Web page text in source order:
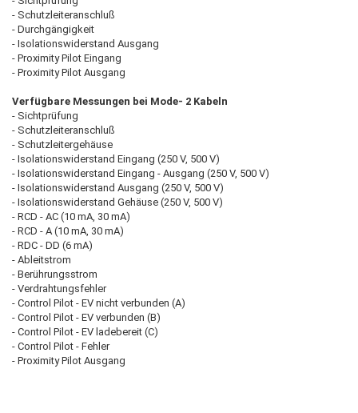
- Schutzleiteranschluß
- Durchgängigkeit
- Isolationswiderstand Ausgang
- Proximity Pilot Eingang
- Proximity Pilot Ausgang
Verfügbare Messungen bei Mode- 2 Kabeln
- Sichtprüfung
- Schutzleiteranschluß
- Schutzleitergehäuse
- Isolationswiderstand Eingang (250 V, 500 V)
- Isolationswiderstand Eingang - Ausgang (250 V, 500 V)
- Isolationswiderstand Ausgang (250 V, 500 V)
- Isolationswiderstand Gehäuse (250 V, 500 V)
- RCD - AC (10 mA, 30 mA)
- RCD - A (10 mA, 30 mA)
- RDC - DD (6 mA)
- Ableitstrom
- Berührungsstrom
- Verdrahtungsfehler
- Control Pilot - EV nicht verbunden (A)
- Control Pilot - EV verbunden (B)
- Control Pilot - EV ladebereit (C)
- Control Pilot - Fehler
- Proximity Pilot Ausgang